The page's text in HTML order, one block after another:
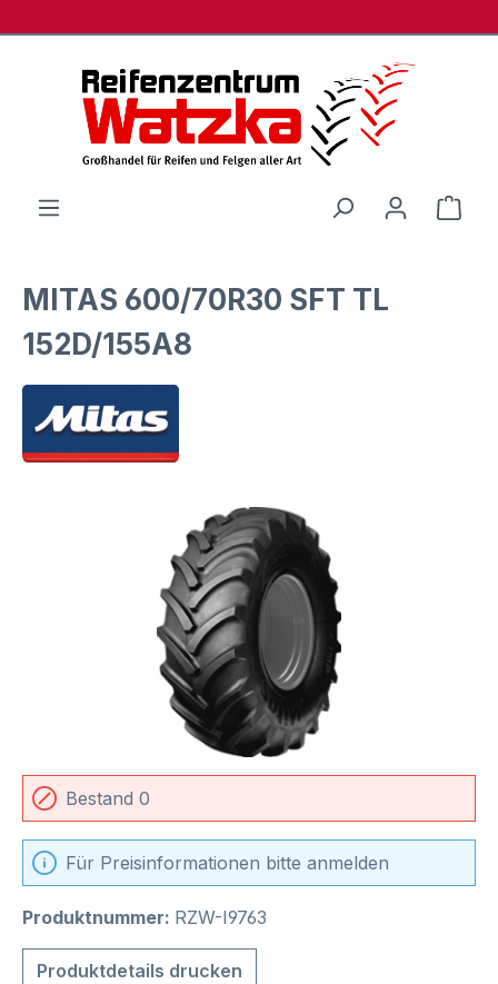
MITAS 600/70R30 SFT TL
152D/155A8
Bildergalerie überspringen
Bestand 0
Für Preisinformationen bitte anmelden
Produktnummer: RZW-I9763
Produktdetails drucken